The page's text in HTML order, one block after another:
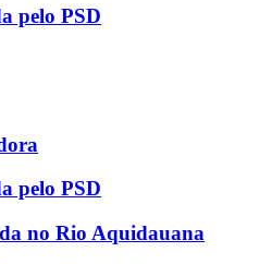
pelo PSD
pelo PSD
no Rio Aquidauana